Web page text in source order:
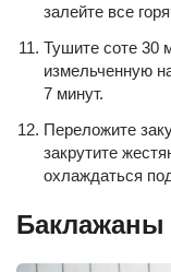
залейте все
Тушите соте 30
измельченную
7 минут.
Переложите
закрутите
охлаждаться
Баклажаны